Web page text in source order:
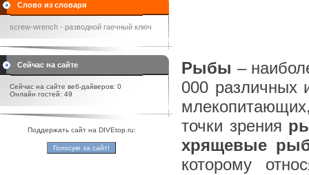
Слово из словаря
screw-wrench - разводной гаечный ключ
Сейчас на сайте
Сейчас на сайте веб-дайверов: 0
Онлайн гостей: 49
Поддержать сайт на DIVEtop.ru:
Рыбы –
000 различных
точки зрения
хрящевые
которому